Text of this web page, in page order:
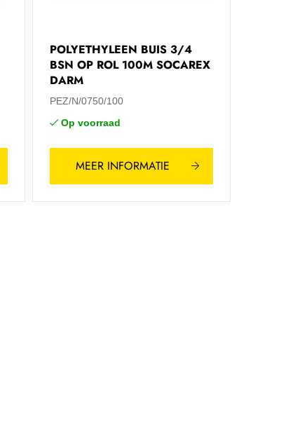
POLYETHYLEEN BUIS 3/4
BSN OP ROL 100M SOCAREX
DARM
PEZ/N/0750/100
Op voorraad
MEER INFORMATIE